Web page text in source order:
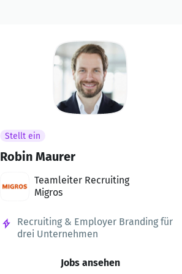
Stellt ein
Robin Maurer
Teamleiter Recruiting
Migros
Recruiting & Employer Branding für
drei Unternehmen
Jobs ansehen